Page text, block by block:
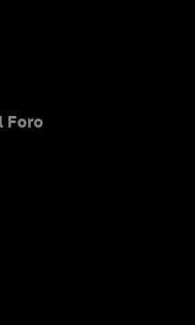
Foro